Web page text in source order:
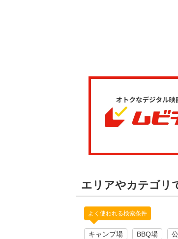
エリアやカテゴリ
よく使われる検索条件
キャンプ場 BBQ場